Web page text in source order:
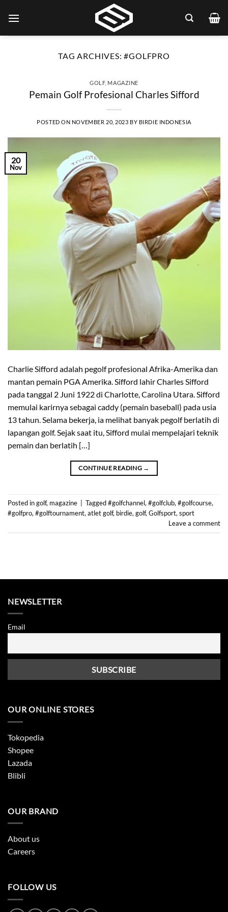
TAG ARCHIVES:#GOLFPRO
GOLF, MAGAZINE
Pemain Golf Profesional Charles Sifford
POSTED ON NOVEMBER 20, 2023 BY BIRDIE INDONESIA
20
Nov
Charlie Sifford adalah pegolf profesional Afrika-Amerika dan
mantan pemain PGA Amerika. Sifford lahir Charles Sifford
pada tanggal 2 Juni 1922 di Charlotte, Carolina Utara. Sifford
memulai karirnya sebagai caddy (pemain baseball) pada usia
13 tahun. Selama bekerja, ia melihat banyak pegolf berlatih di
lapangan golf. Sejak saat itu, Sifford mulai mempelajari teknik
pemain dan berlatih […]
CONTINUE READING →
Posted ingolf, magazine Tagged#golfchannel, #golfclub, #golfcourse,
#golfpro, #golftournament, atlet golf, birdie, golf, Golfsport, sport
Leave a comment
NEWSLETTER
Email
OUR ONLINE STORES
Tokopedia
Shopee
Lazada
Blibli
OUR BRAND
About us
Careers
FOLLOW US